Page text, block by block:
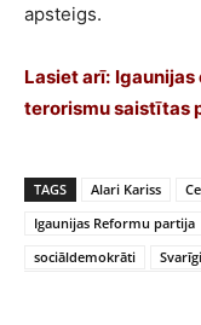
apsteigs.
Lasiet arī:
terorismu saistītas
TAGS Alari Kariss
Igaunijas Reformu partija
sociāldemokrāti
Svarīgi